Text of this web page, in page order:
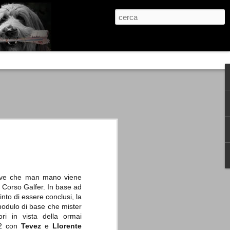
che man mano viene
Galfer. In base ad
di essere conclusi, la
di base che mister
in vista della ormai
con Tevez e Llorente